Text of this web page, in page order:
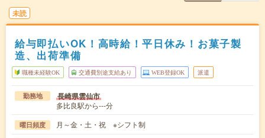
未読
給与即払いOK！高時給！平日休み！お菓子製
造、出荷準備
職種未経験OK 交通費別途支給あり WEB登録OK 派遣
勤務地 長崎県雲仙市
多比良駅から---分
曜日頻度 月～金・土・祝 ※シフト制